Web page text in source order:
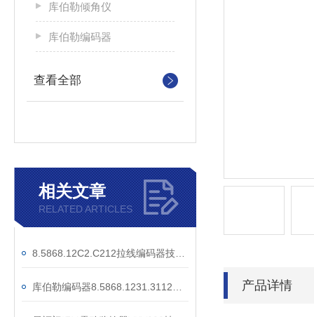
库伯勒倾角仪
库伯勒编码器
查看全部
相关文章
RELATED ARTICLES
产品详情